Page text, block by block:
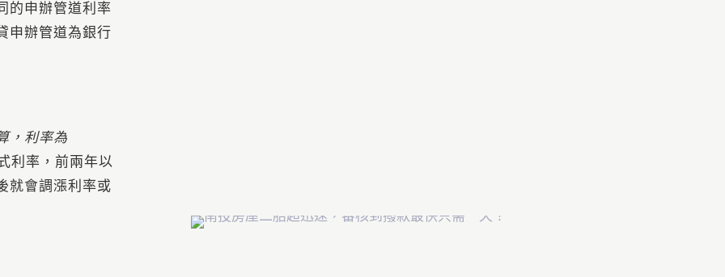
的申辦管道利率
申辦管道為銀行
，利率為
利率，前兩年以
就會調漲利率或